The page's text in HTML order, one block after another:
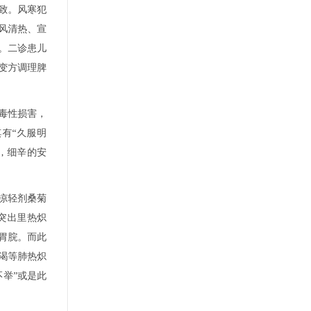
。风寒犯
清热、宣
二诊患儿
方调理脾
性损害，
“久服明
细辛的安
轻剂桑菊
出里热炽
脘。而此
等肺热炽
”或是此